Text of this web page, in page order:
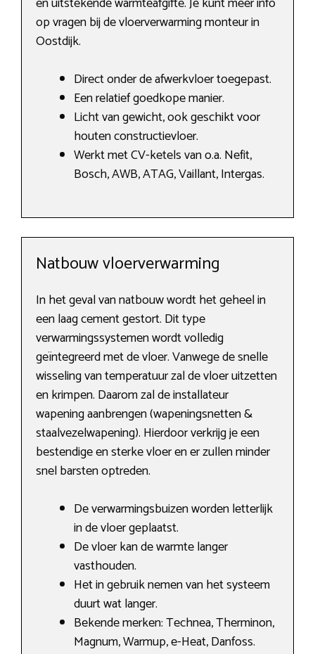
op vragen bij de vloerverwarming monteur in
Oostdijk.
Direct onder de afwerkvloer toegepast.
Een relatief goedkope manier.
Licht van gewicht, ook geschikt voor
houten constructievloer.
Werkt met CV-ketels van o.a. Nefit,
Bosch, AWB, ATAG, Vaillant, Intergas.
Natbouw vloerverwarming
In het geval van natbouw wordt het geheel in
een laag cement gestort. Dit type
verwarmingssystemen wordt volledig
geïntegreerd met de vloer. Vanwege de snelle
wisseling van temperatuur zal de vloer uitzetten
en krimpen. Daarom zal de installateur
wapening aanbrengen (wapeningsnetten &
staalvezelwapening). Hierdoor verkrijg je een
bestendige en sterke vloer en er zullen minder
snel barsten optreden.
De verwarmingsbuizen worden letterlijk
in de vloer geplaatst.
De vloer kan de warmte langer
vasthouden.
Het in gebruik nemen van het systeem
duurt wat langer.
Bekende merken: Technea, Therminon,
Magnum, Warmup, e-Heat, Danfoss.